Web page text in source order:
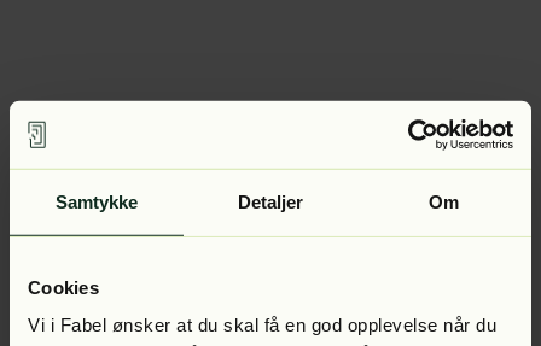
Samtykke Detaljer Om
Cookies
Vi i Fabel ønsker at du skal få en god opplevelse når du